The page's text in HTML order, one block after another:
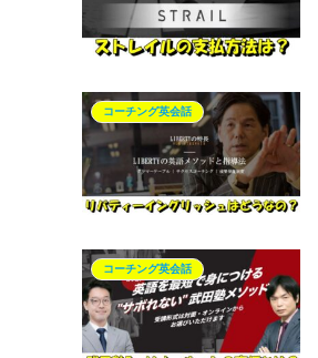
コーチング英会話
コーチング英会話